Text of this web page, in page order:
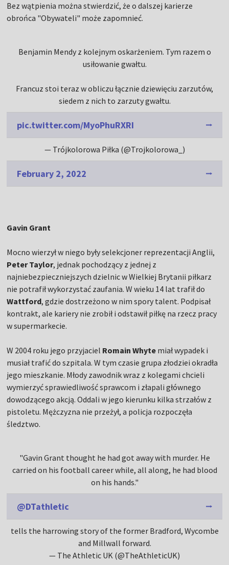
Bez wątpienia można stwierdzić, że o dalszej karierze
obrońca "Obywateli" może zapomnieć.
Benjamin Mendy z kolejnym oskarżeniem. Tym razem o
usiłowanie gwałtu.
Francuz stoi teraz w obliczu łącznie dziewięciu zarzutów,
siedem z nich to zarzuty gwałtu.
pic.twitter.com/MyoPhuRXRI
— Trójkolorowa Piłka (@Trojkolorowa_)
February 2, 2022
Gavin Grant
Mocno wierzył w niego były selekcjoner reprezentacji Anglii,
Peter Taylor, jednak pochodzący z jednej z
najniebezpieczniejszych dzielnic w Wielkiej Brytanii piłkarz
nie potrafił wykorzystać zaufania. W wieku 14 lat trafił do
Wattford, gdzie dostrzeżono w nim spory talent. Podpisał
kontrakt, ale kariery nie zrobił i odstawił piłkę na rzecz pracy
w supermarkecie.
W 2004 roku jego przyjaciel Romain Whyte miał wypadek i
musiał trafić do szpitala. W tym czasie grupa złodziei okradła
jego mieszkanie. Młody zawodnik wraz z kolegami chcieli
wymierzyć sprawiedliwość sprawcom i złapali głównego
dowodzącego akcją. Oddali w jego kierunku kilka strzałów z
pistoletu. Mężczyzna nie przeżył, a policja rozpoczęła
śledztwo.
"Gavin Grant thought he had got away with murder. He
carried on his football career while, all along, he had blood
on his hands."
@DTathletic
tells the harrowing story of the former Bradford, Wycombe
and Millwall forward.
— The Athletic UK (@TheAthleticUK)